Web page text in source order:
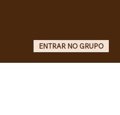
ENTRAR NO GRUPO